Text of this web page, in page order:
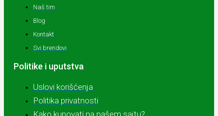
Naš tim
Blog
Kontakt
Svi brendovi
Politike i uputstva
Uslovi korišćenja
Politika privatnosti
Kako kupovati na našem sajtu?